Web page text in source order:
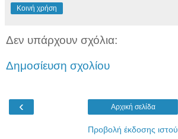
Κοινή χρήση
Δεν υπάρχουν σχόλια:
Δημοσίευση σχολίου
‹ Αρχική σελίδα
Προβολή έκδοσης ιστού